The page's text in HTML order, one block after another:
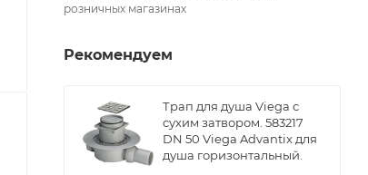
розничных магазинах
Рекомендуем
Трап для душа Viega с
сухим затвором. 583217
DN 50 Viega Advantix для
душа горизонтальный.